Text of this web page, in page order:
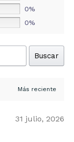
0%
0%
Buscar
31 julio, 2026